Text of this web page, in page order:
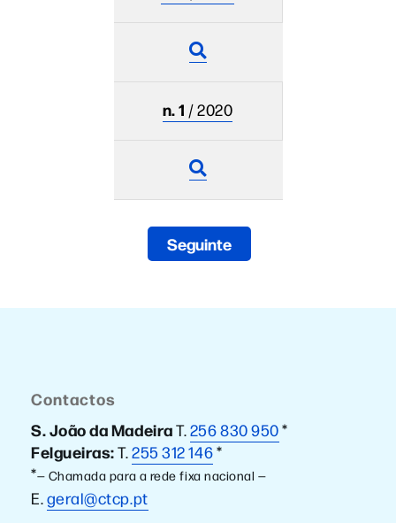
n. 1 / 2020
Seguinte
Contactos
S. João da MadeiraT.256 830 950*
Felgueiras:T.255 312 146*
*— Chamada para a rede fixa nacional —
E.geral@ctcp.pt